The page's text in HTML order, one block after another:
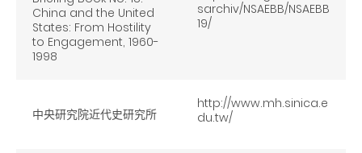
China and the United
States: From Hostility
to Engagement, 1960-
1998
sarchiv/NSAEBB/NSAEBB
19/
中央研究院近代史研究所
http://www.mh.sinica.e
du.tw/